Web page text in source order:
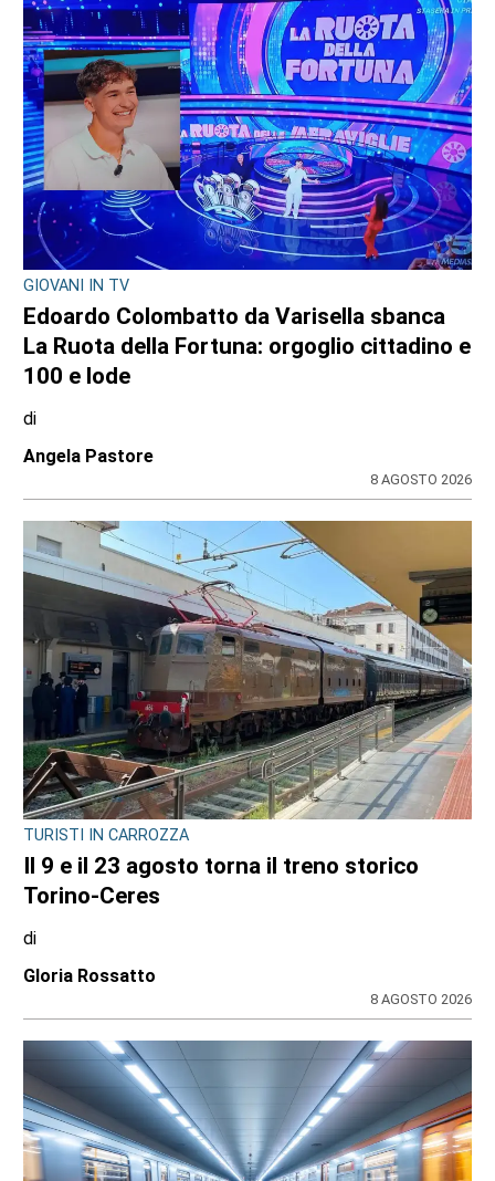
GIOVANI IN TV
Edoardo Colombatto da Varisella sbanca
La Ruota della Fortuna: orgoglio cittadino e
100 e lode
di
Angela Pastore
8 AGOSTO 2026
TURISTI IN CARROZZA
Il 9 e il 23 agosto torna il treno storico
Torino-Ceres
di
Gloria Rossatto
8 AGOSTO 2026